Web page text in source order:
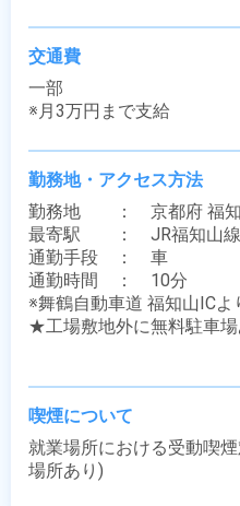
交通費
一部
※月3万円まで支給
勤務地・アクセス方法
勤務地　　：　京都府 福
最寄駅　　：　JR福知山
通勤手段　：　車
通勤時間　：　10分
※舞鶴自動車道 福知山ICよ
★工場敷地外に無料駐車場
喫煙について
就業場所における受動喫
場所あり)